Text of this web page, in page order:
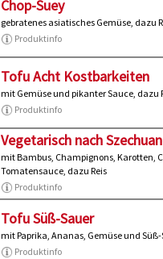
Chop-Suey
gebratenes asiatisches Gemüse, dazu
Produktinfo
Tofu Acht Kostbarkeiten
mit Gemüse und pikanter Sauce, dazu
Produktinfo
Vegetarisch nach
mit Bambus, Champignons, Karotten,
Tomatensauce, dazu Reis
Produktinfo
Tofu Süß-Sauer
mit Paprika, Ananas, Gemüse und
Produktinfo